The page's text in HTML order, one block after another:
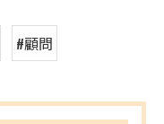
#顧問